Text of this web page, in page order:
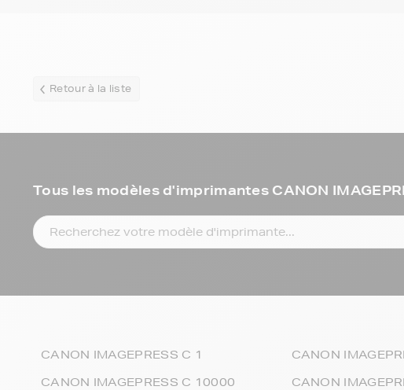
Retour à la liste
Tous les modèles d'imprimantes CANON
CANON IMAGEPRESS C 1
CANON IMAGEPRESS C 10000
CANON
CANON